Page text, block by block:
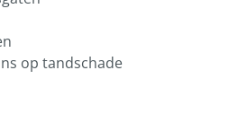
op tandschade